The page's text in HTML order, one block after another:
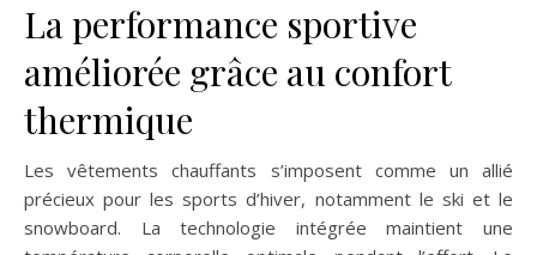
La performance sportive
améliorée grâce au confort
thermique
Les vêtements chauffants s’imposent comme un allié
précieux pour les sports d’hiver, notamment le ski et le
snowboard. La technologie intégrée maintient une